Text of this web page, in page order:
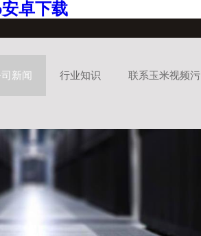
卓下载
新闻 行业知识 联系玉米视频污